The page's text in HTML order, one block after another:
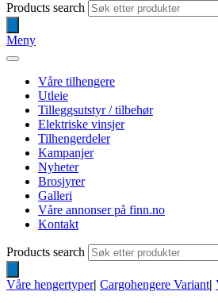
Products search
Meny
Våre tilhengere
Utleie
Tilleggsutstyr / tilbehør
Elektriske vinsjer
Tilhengerdeler
Kampanjer
Nyheter
Brosjyrer
Galleri
Våre annonser på finn.no
Kontakt
Products search
Våre hengertyper| Cargohengere Variant|